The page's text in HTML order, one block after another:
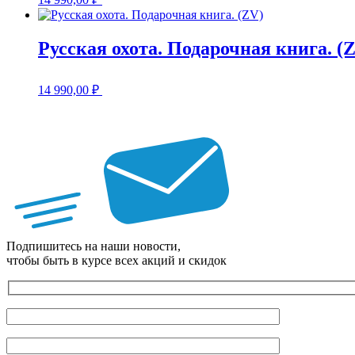
Русская охота. Подарочная книга.
14 990,00 ₽
Подпишитесь на наши новости,
чтобы быть в курсе всех акций и скидок